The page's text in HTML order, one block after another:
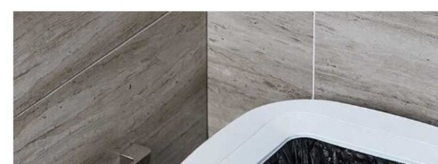
аудиосистем
аудиоусилителей
авто акустики, автомобильной акустики
авто мониторов
автохолодильников
автокондиционера
автоматики для генераторов
автоматики управления
автоматики вентустановок
автомобильных телевизоров
автомоек
автотрансформаторов
багги
бактерицидной лампы
беговых дорожек
бензобуров
бензогенераторов